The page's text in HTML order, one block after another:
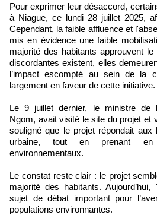
Pour exprimer leur désaccord, certains habitants se sont réunis
à Niague, ce lundi 28 juillet 2025,
Cependant, la faible affluence et
mis en évidence une faible
majorité des habitants approuvent
discordantes existent, elles
l’impact escompté au sein de la
largement en faveur de cette initiative.
Le 9 juillet dernier, le ministre de
Ngom, avait visité le site du projet et
souligné que le projet répondait
urbaine, tout en prenant
environnementaux.
Le constat reste clair : le projet
majorité des habitants.
sujet de débat important pour
populations environnantes.